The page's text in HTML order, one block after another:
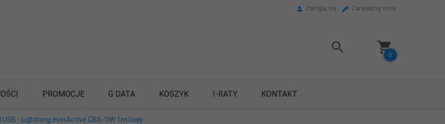
Zaloguj się Zarejestruj mnie
0
PROMOCJE G DATA KOSZYK I-RATY KONTAKT
USB - Lightning everActive CBS-1IW 1m biały